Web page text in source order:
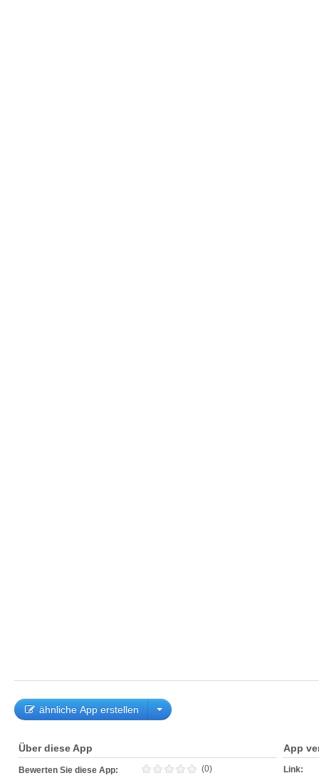
ähnliche App erstellen
Über diese App
Bewerten Sie diese App: (0)
App
Link: